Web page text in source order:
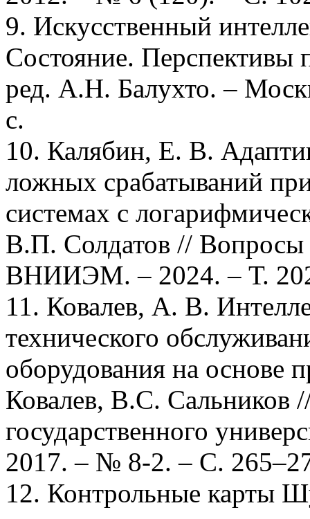
9. Искусственный
Состояние.
ред. А.Н. Балухто. –
с.
10. Калябин, Е. В.
ложных срабатываний
системах с
В.П. Солдатов // Вопросы
ВНИИЭМ. – 2024. – Т.
11. Ковалев, А. В.
технического
оборудования на основе
Ковалев, В.С. Сальников
государственного
2017. – № 8-2. – С.
12. Контрольные карты